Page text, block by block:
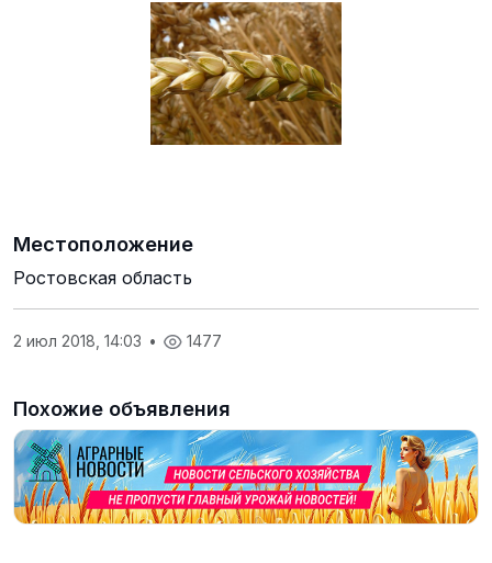
Местоположение
Ростовская область
2 июл 2018, 14:03 • 1477
Похожие объявления